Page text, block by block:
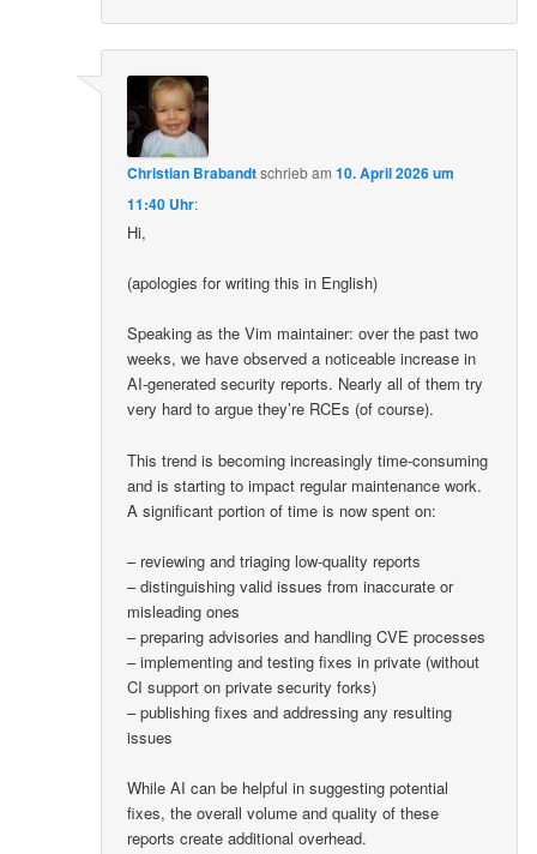
Christian Brabandtschriebam10. April 2026 um
11:40 Uhr:
Hi,
(apologies for writing this in English)
Speaking as the Vim maintainer: over the past two
weeks, we have observed a noticeable increase in
AI-generated security reports. Nearly all of them try
very hard to argue they’re RCEs (of course).
This trend is becoming increasingly time-consuming
and is starting to impact regular maintenance work.
A significant portion of time is now spent on:
– reviewing and triaging low-quality reports
– distinguishing valid issues from inaccurate or
misleading ones
– preparing advisories and handling CVE processes
– implementing and testing fixes in private (without
CI support on private security forks)
– publishing fixes and addressing any resulting
issues
While AI can be helpful in suggesting potential
fixes, the overall volume and quality of these
reports create additional overhead.